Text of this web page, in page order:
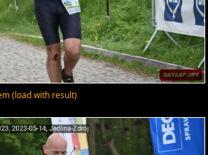
(load with result)